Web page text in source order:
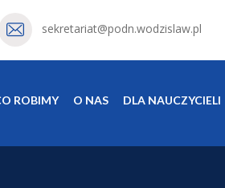
sekretariat@podn.wodzislaw.pl
ROBIMY O NAS DLA NAUCZYCIELI